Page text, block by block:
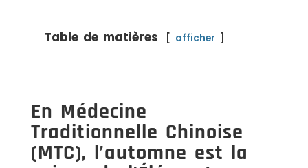
Table de matières afficher
En Médecine
Traditionnelle Chinoise
(MTC), l’automne est la